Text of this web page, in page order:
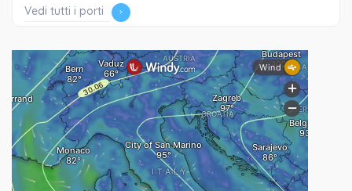
Vedi tutti i porti